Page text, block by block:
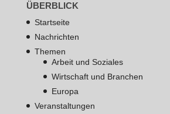
ÜBERBLICK
Startseite
Nachrichten
Themen
Arbeit und Soziales
Wirtschaft und Branchen
Europa
Veranstaltungen